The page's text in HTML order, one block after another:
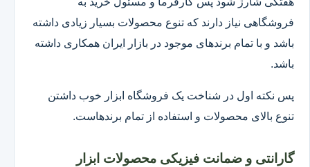
فروشگاهی نیاز دارند که تنوع محصولات بسیار زیادی داشته
باشد و با تمام برندهای موجود در بازار ایران همکاری داشته
باشد.
پس نکته اول در شناخت یک فروشگاه ابزار خوب داشتن
تنوع بالای محصولات و استفاده از تمام برندهاست.
گارانتی و ضمانت فیزیکی محصولات ابزار